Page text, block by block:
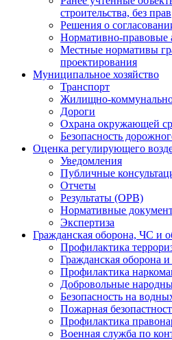
строительства, без прав
Решения о
Нормативно-правовые
Местные нормативы
проектирования
Муниципальное хозяйство
Транспорт
Жилищно-
Дороги
Охрана окружающей
Безопасность
Оценка регулирующего
Уведомления
Публичные
Отчеты
Результаты (ОРВ)
Нормативные
Экспертиза
Гражданская оборона, ЧС и
Профилактика
Гражданская оборона
Профилактика
Добровольные
Безопасность на
Пожарная
Профилактика
Военная служба по